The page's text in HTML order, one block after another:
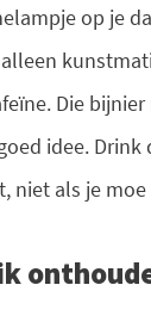
op je
Die
idee.
niet als je